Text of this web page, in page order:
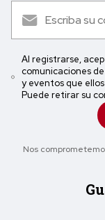
Al registrarse,
comunicaciones
y eventos que
Puede retirar su
Nos